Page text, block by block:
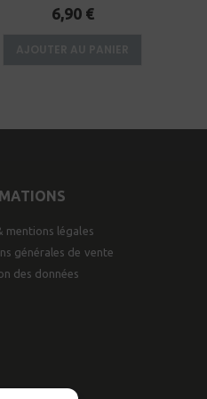
6,90 €
mentions légales
générales de vente
des données